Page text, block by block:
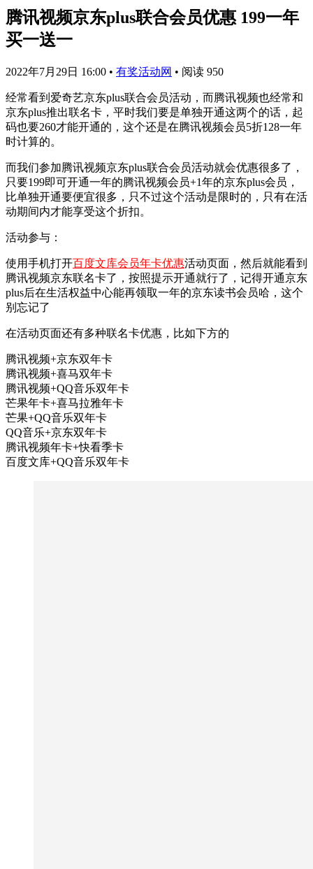
腾讯视频京东plus联合会员优惠 199一年
买一送一
2022年7月29日 16:00 • 有奖活动网 • 阅读 950
经常看到爱奇艺京东plus联合会员活动，而腾讯视频也经常和
京东plus推出联名卡，平时我们要是单独开通这两个的话，起
码也要260才能开通的，这个还是在腾讯视频会员5折128一年
时计算的。
而我们参加腾讯视频京东plus联合会员活动就会优惠很多了，
只要199即可开通一年的腾讯视频会员+1年的京东plus会员，
比单独开通要便宜很多，只不过这个活动是限时的，只有在活
动期间内才能享受这个折扣。
活动参与：
使用手机打开百度文库会员年卡优惠活动页面，然后就能看到
腾讯视频京东联名卡了，按照提示开通就行了，记得开通京东
plus后在生活权益中心能再领取一年的京东读书会员哈，这个
别忘记了
在活动页面还有多种联名卡优惠，比如下方的
腾讯视频+京东双年卡
腾讯视频+喜马双年卡
腾讯视频+QQ音乐双年卡
芒果年卡+喜马拉雅年卡
芒果+QQ音乐双年卡
QQ音乐+京东双年卡
腾讯视频年卡+快看季卡
百度文库+QQ音乐双年卡